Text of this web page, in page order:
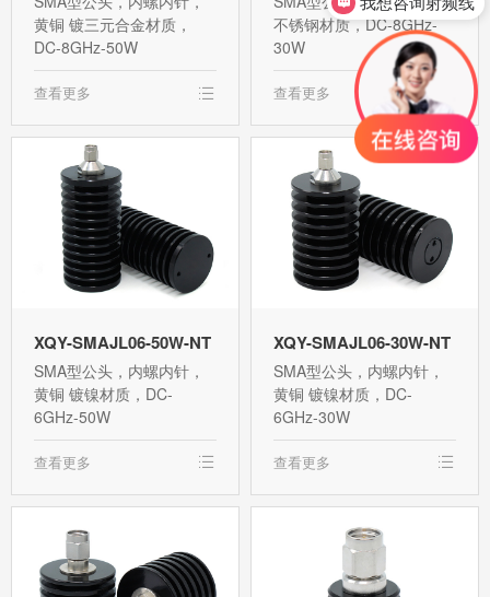
黄铜 镀三元合金材质，
DC-8GHz-50W
查看更多
不锈钢材质，DC-8GHz-
30W
查看更多
XQY-SMAJL06-50W-NT
SMA型公头，内螺内针，
黄铜 镀镍材质，DC-
6GHz-50W
查看更多
XQY-SMAJL06-30W-NT
SMA型公头，内螺内针，
黄铜 镀镍材质，DC-
6GHz-30W
查看更多
我想咨询射频连接器